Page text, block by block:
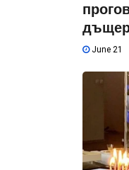
June 21